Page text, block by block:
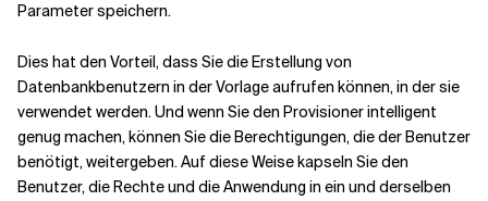
Parameter speichern.
Dies hat den Vorteil, dass Sie die Erstellung von
Datenbankbenutzern in der Vorlage aufrufen können, in der sie
verwendet werden. Und wenn Sie den Provisioner intelligent
genug machen, können Sie die Berechtigungen, die der Benutzer
benötigt, weitergeben. Auf diese Weise kapseln Sie den
Benutzer, die Rechte und die Anwendung in ein und derselben